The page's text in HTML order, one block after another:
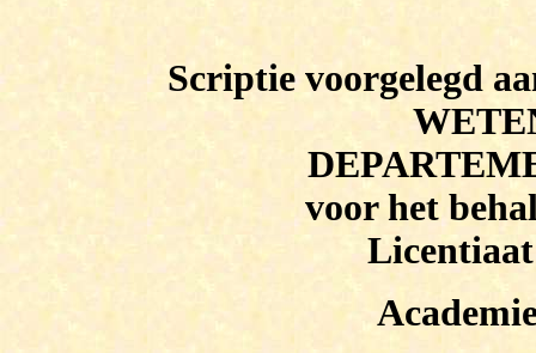
Scriptie voorgelegd
voor het